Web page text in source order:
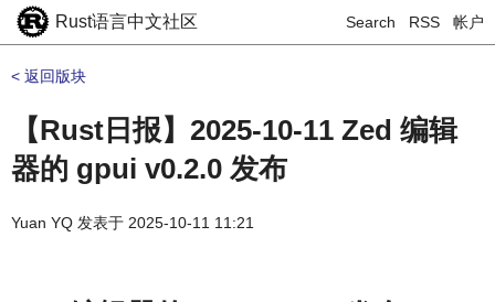
Rust语言中文社区 Search RSS 帐户
< 返回版块
【Rust日报】2025-10-11 Zed 编辑
器的 gpui v0.2.0 发布
Yuan YQ 发表于 2025-10-11 11:21